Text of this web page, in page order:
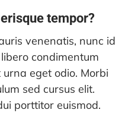
tempor?
venenatis, nunc id
condimentum
eget odio. Morbi
sed cursus elit.
porttitor euismod.